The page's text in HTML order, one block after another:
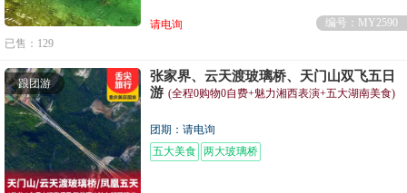
请电询
编号：MY2590
已售：129
跟团游
张家界、云天渡玻璃桥、天门山双飞五日
游 (全程0购物0自费+魅力湘西表演+五大湖南美食)
团期：请电询
五大美食 两大玻璃桥